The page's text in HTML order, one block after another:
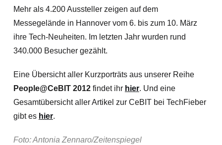
Mehr als 4.200 Aussteller zeigen auf dem
Messegelände in Hannover vom 6. bis zum 10. März
ihre Tech-Neuheiten. Im letzten Jahr wurden rund
340.000 Besucher gezählt.
Eine Übersicht aller Kurzporträts aus unserer Reihe
People@CeBIT 2012findet ihr hier. Und eine
Gesamtübersicht aller Artikel zur CeBIT bei TechFieber
gibt es hier.
Foto: Antonia Zennaro/Zeitenspiegel